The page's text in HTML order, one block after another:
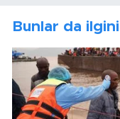
Bunlar da